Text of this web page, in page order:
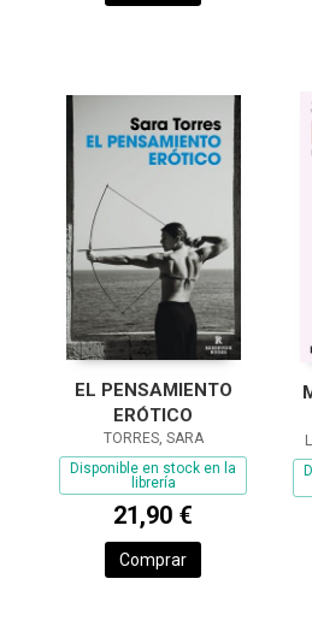
EL PENSAMIENTO
ERÓTICO
TORRES, SARA
Disponible en stock en la
librería
21,90 €
Comprar